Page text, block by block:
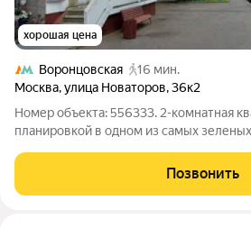
хорошая цена
Воронцовская
16 мин.
Москва,улица Новаторов,36к2
Номер объекта: 556333. 2-комнатная
планировкой в одном из самых
можно сделать ремонт полностью под
переплачивать за чужие решения,
Позвонить